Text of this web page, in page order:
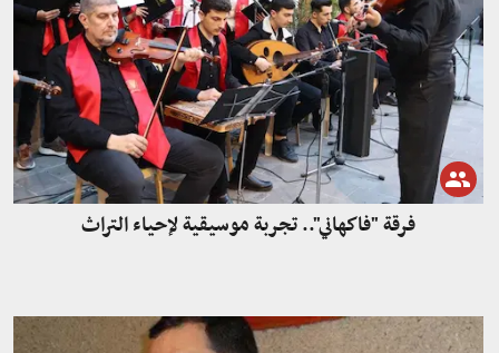
فرقة "فاكهاني".. تجربة موسيقية لإحياء التراث